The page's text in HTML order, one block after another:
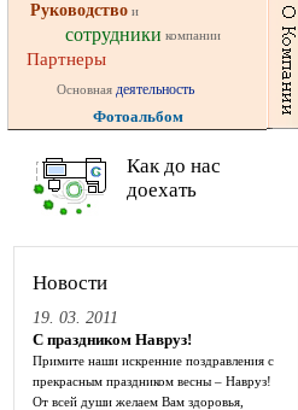
Руководство и
сотрудники компании
Партнеры
Основная деятельность
Фотоальбом
Как до нас
доехать
Новости
19. 03. 2011
С праздником Навруз!
Примите наши искренние поздравления с
прекрасным праздником весны – Навруз!
От всей души желаем Вам здоровья,